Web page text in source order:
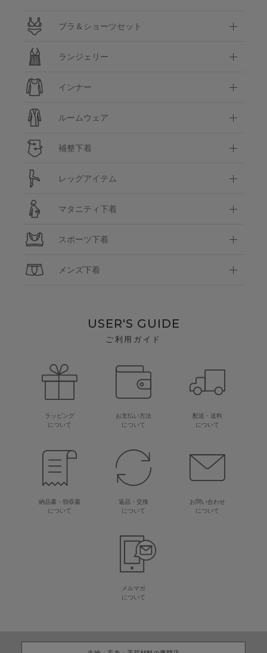
ブラ＆ショーツセット
ランジェリー
インナー
ルームウェア
補整下着
レッグアイテム
マタニティ下着
スポーツ下着
メンズ下着
USER'S GUIDE
ご利用ガイド
ラッピング
について
お支払い方法
について
配送・送料
について
納品書・領収書
について
返品・交換
について
お問い合わせ
について
メルマガ
について